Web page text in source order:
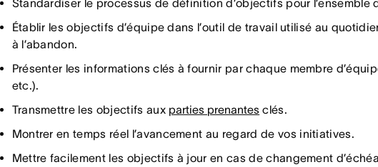
Standardiser le processus de définition d’objectifs pour l’ensemble
Établir les objectifs d’équipe dans l’outil de travail utilisé au
à l’abandon.
Présenter les informations clés à fournir par chaque membre
etc.).
Transmettre les objectifs aux parties prenantes clés.
Montrer en temps réel l’avancement au regard de vos initiatives.
Mettre facilement les objectifs à jour en cas de changement